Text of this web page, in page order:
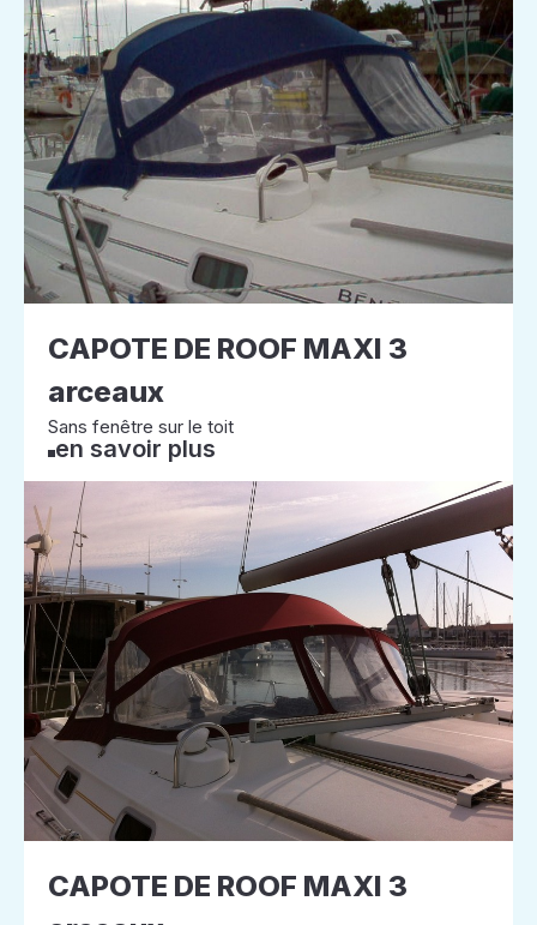
CAPOTE DE ROOF MAXI 3
arceaux
Sans fenêtre sur le toit
en savoir plus
CAPOTE DE ROOF MAXI 3